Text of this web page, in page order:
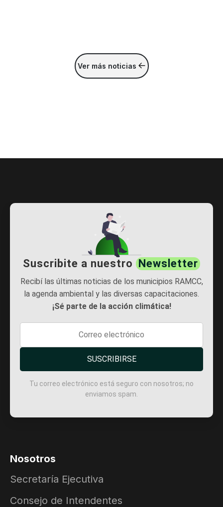
Ver más noticias
Suscribite a nuestro Newsletter
Recibí las últimas noticias de los municipios RAMCC,
la agenda ambiental y las diversas capacitaciones.
¡Sé parte de la acción climática!
SUSCRIBIRSE
Tu correo electrónico está seguro con nosotros; no
enviamos spam.
Nosotros
Secretaría Ejecutiva
Consejo de Intendentes